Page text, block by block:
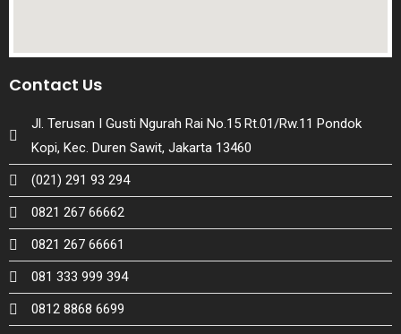
Contact Us
Jl. Terusan I Gusti Ngurah Rai No.15 Rt.01/Rw.11 Pondok
Kopi, Kec. Duren Sawit, Jakarta 13460
(021) 291 93 294
0821 267 66662
0821 267 66661
081 333 999 394
0812 8868 6699